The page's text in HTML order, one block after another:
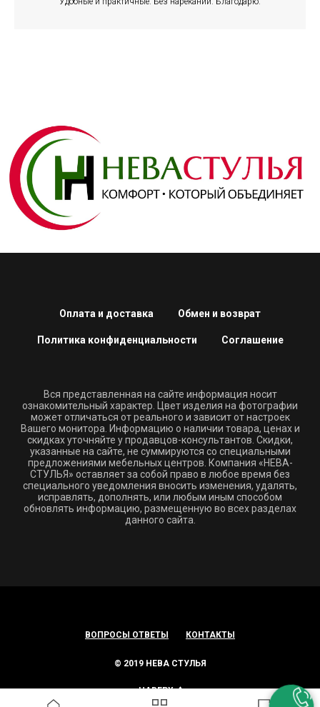
Оплата и доставка Обмен и возврат
Политика конфиденциальности Соглашение
Вся представленная на сайте информация носит
ознакомительный характер. Цвет изделия на фотографии
может отличаться от реального и зависит от настроек
Вашего монитора. Информацию о наличии товара, ценах и
скидках уточняйте у продавцов-консультантов. Скидки,
указанные на сайте, не суммируются со специальными
предложениями мебельных центров. Компания «НЕВА-
СТУЛЬЯ» оставляет за собой право в любое время без
специального уведомления вносить изменения, удалять,
исправлять, дополнять, или любым иным способом
обновлять информацию, размещенную во всех разделах
данного сайта.
ВОПРОСЫ ОТВЕТЫ КОНТАКТЫ
© 2019 НЕВА СТУЛЬЯ
НАВЕРХ